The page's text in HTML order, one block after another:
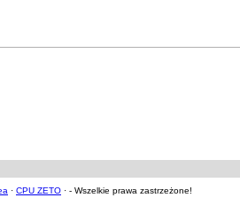
· CPU ZETO · - Wszelkie prawa zastrzeżone!